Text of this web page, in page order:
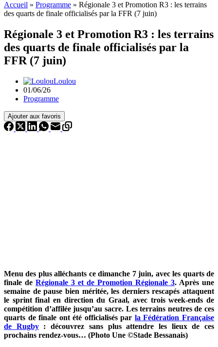
Accueil » Programme » Régionale 3 et Promotion R3 : les terrains
des quarts de finale officialisés par la FFR (7 juin)
Régionale 3 et Promotion R3 : les terrains
des quarts de finale officialisés par la
FFR (7 juin)
Loulou
01/06/26
Programme
Ajouter aux favoris
Menu des plus alléchants ce dimanche 7 juin, avec les quarts de
finale de Régionale 3 et de Promotion Régionale 3. Après une
semaine de pause bien méritée, les derniers rescapés attaquent
le sprint final en direction du Graal, avec trois week-ends de
compétition d’affilée jusqu’au sacre. Les terrains neutres de ces
quarts de finale ont été officialisés par la Fédération Française
de Rugby: découvrez sans plus attendre les lieux de ces
prochains rendez-vous… (Photo Une ©Stade Bessanais)